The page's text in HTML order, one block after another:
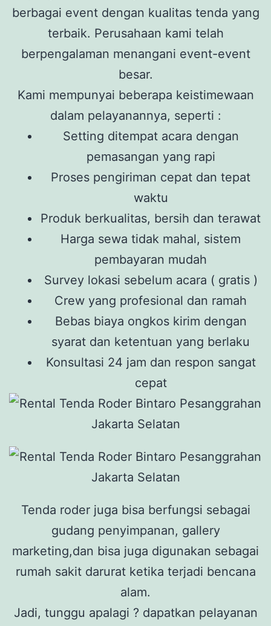
berbagai event dengan kualitas tenda yang
terbaik. Perusahaan kami telah
berpengalaman menangani event-event
besar.
Kami mempunyai beberapa keistimewaan
dalam pelayanannya, seperti :
Setting ditempat acara dengan
pemasangan yang rapi
Proses pengiriman cepat dan tepat
waktu
Produk berkualitas, bersih dan terawat
Harga sewa tidak mahal, sistem
pembayaran mudah
Survey lokasi sebelum acara ( gratis )
Crew yang profesional dan ramah
Bebas biaya ongkos kirim dengan
syarat dan ketentuan yang berlaku
Konsultasi 24 jam dan respon sangat
cepat
Tenda roder juga bisa berfungsi sebagai
gudang penyimpanan, gallery
marketing,dan bisa juga digunakan sebagai
rumah sakit darurat ketika terjadi bencana
alam.
Jadi, tunggu apalagi ? dapatkan pelayanan